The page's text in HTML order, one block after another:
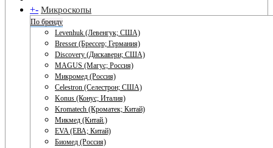
+- Микроскопы
По бренду
Levenhuk (Левенгук; США)
Bresser (Брессер; Германия)
Discovery (Дискавери; США)
MAGUS (Магус; Россия)
Микромед (Россия)
Celestron (Селестрон; США)
Konus (Конус; Италия)
Kromatech (Кроматек; Китай)
Микмед (Китай.)
EVA (ЕВА; Китай)
Биомед (Россия)